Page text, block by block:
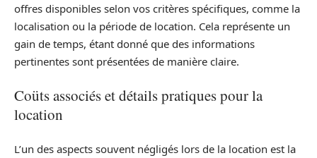
offres disponibles selon vos critères spécifiques, comme la
localisation ou la période de location. Cela représente un
gain de temps, étant donné que des informations
pertinentes sont présentées de manière claire.
Coüts associés et détails pratiques pour la
location
L’un des aspects souvent négligés lors de la location est la